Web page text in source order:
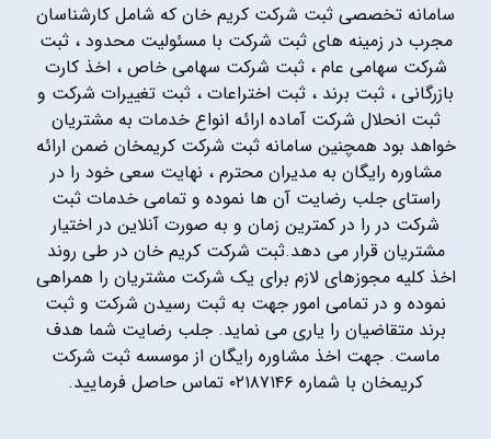
سامانه تخصصی ثبت شرکت کریم خان که شامل کارشناسان
مجرب در زمینه های ثبت شرکت با مسئولیت محدود ، ثبت
شرکت سهامی عام ، ثبت شرکت سهامی خاص ، اخذ کارت
بازرگانی ، ثبت برند ، ثبت اختراعات ، ثبت تغییرات شرکت و
ثبت انحلال شرکت آماده ارائه انواع خدمات به مشتریان
خواهد بود همچنین سامانه ثبت شرکت کریمخان ضمن ارائه
مشاوره رایگان به مدیران محترم ، نهایت سعی خود را در
راستای جلب رضایت آن ها نموده و تمامی خدمات ثبت
شرکت در را در کمترین زمان و به صورت آنلاین در اختیار
مشتریان قرار می دهد.ثبت شرکت کریم خان در طی روند
اخذ کلیه مجوزهای لازم برای یک شرکت مشتریان را همراهی
نموده و در تمامی امور جهت به ثبت رسیدن شرکت و ثبت
برند متقاضیان را یاری می نماید. جلب رضایت شما هدف
ماست. جهت اخذ مشاوره رایگان از موسسه ثبت شرکت
کریمخان با شماره ۰۲۱۸۷۱۴۶ تماس حاصل فرمایید.